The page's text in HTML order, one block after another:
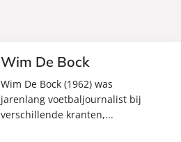
Wim De Bock
Wim De Bock (1962) was
jarenlang voetbaljournalist bij
verschillende kranten,...